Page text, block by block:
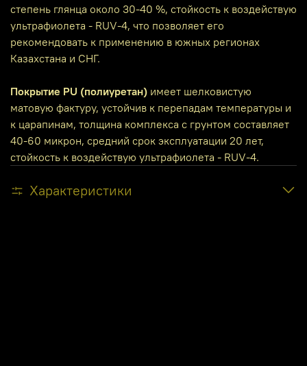
степень глянца около 30-40 %, стойкость к воздействую
ультрафиолета - RUV-4, что позволяет его
рекомендовать к применению в южных регионах
Казахстана и СНГ.
Покрытие PU (полиуретан) имеет шелковистую
матовую фактуру, устойчив к перепадам температуры и
к царапинам, толщина комплекса с грунтом составляет
40-60 микрон, средний срок эксплуатации 20 лет,
стойкость к воздействую ультрафиолета - RUV-4.
Характеристики